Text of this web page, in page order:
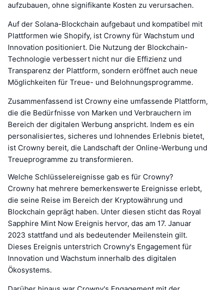
aufzubauen, ohne signifikante Kosten zu verursachen.
Auf der Solana-Blockchain aufgebaut und kompatibel mit
Plattformen wie Shopify, ist Crowny für Wachstum und
Innovation positioniert. Die Nutzung der Blockchain-
Technologie verbessert nicht nur die Effizienz und
Transparenz der Plattform, sondern eröffnet auch neue
Möglichkeiten für Treue- und Belohnungsprogramme.
Zusammenfassend ist Crowny eine umfassende Plattform,
die die Bedürfnisse von Marken und Verbrauchern im
Bereich der digitalen Werbung anspricht. Indem es ein
personalisiertes, sicheres und lohnendes Erlebnis bietet,
ist Crowny bereit, die Landschaft der Online-Werbung und
Treueprogramme zu transformieren.
Welche Schlüsselereignisse gab es für Crowny?
Crowny hat mehrere bemerkenswerte Ereignisse erlebt,
die seine Reise im Bereich der Kryptowährung und
Blockchain geprägt haben. Unter diesen sticht das Royal
Sapphire Mint Now Ereignis hervor, das am 17. Januar
2023 stattfand und als bedeutender Meilenstein gilt.
Dieses Ereignis unterstrich Crowny's Engagement für
Innovation und Wachstum innerhalb des digitalen
Ökosystems.